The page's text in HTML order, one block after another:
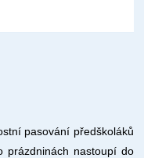
pasování předškoláků
prázdninách nastoupí do